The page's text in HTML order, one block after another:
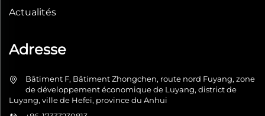
Actualités
Adresse
Bâtiment F, Bâtiment Zhongchen, route nord Fuyang, zone
de développement économique de Luyang, district de
Luyang, ville de Hefei, province du Anhui